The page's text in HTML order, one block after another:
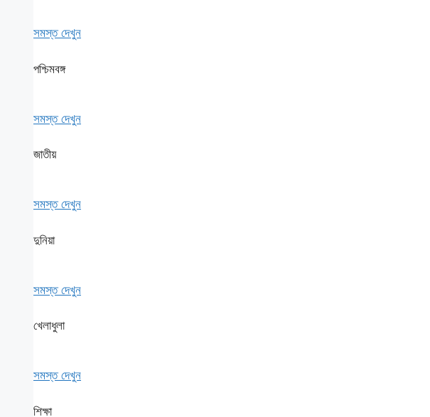
সমস্ত দেখুন
পশ্চিমবঙ্গ
সমস্ত দেখুন
জাতীয়
সমস্ত দেখুন
দুনিয়া
সমস্ত দেখুন
খেলাধুলা
সমস্ত দেখুন
শিক্ষা